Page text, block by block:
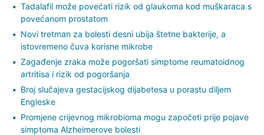
Tadalafil može povećati rizik od glaukoma kod muškaraca s
povećanom prostatom
Novi tretman za bolesti desni ubija štetne bakterije, a
istovremeno čuva korisne mikrobe
Zagađenje zraka može pogoršati simptome reumatoidnog
artritisa i rizik od pogoršanja
Broj slučajeva gestacijskog dijabetesa u porastu diljem
Engleske
Promjene crijevnog mikrobioma mogu započeti prije pojave
simptoma Alzheimerove bolesti